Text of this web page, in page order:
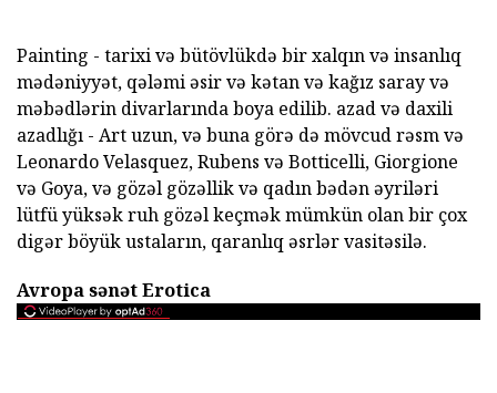
Painting - tarixi və bütövlükdə bir xalqın və insanlıq
mədəniyyət, qələmi əsir və kətan və kağız saray və
məbədlərin divarlarında boya edilib. azad və daxili
azadlığı - Art uzun, və buna görə də mövcud rəsm və
Leonardo Velasquez, Rubens və Botticelli, Giorgione
və Goya, və gözəl gözəllik və qadın bədən əyriləri
lütfü yüksək ruh gözəl keçmək mümkün olan bir çox
digər böyük ustaların, qaranlıq əsrlər vasitəsilə.
Avropa sənət Erotica